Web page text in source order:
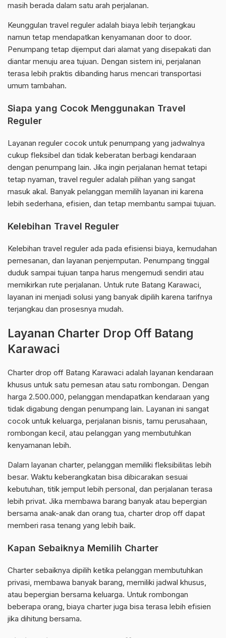
masih berada dalam satu arah perjalanan.
Keunggulan travel reguler adalah biaya lebih terjangkau
namun tetap mendapatkan kenyamanan door to door.
Penumpang tetap dijemput dari alamat yang disepakati dan
diantar menuju area tujuan. Dengan sistem ini, perjalanan
terasa lebih praktis dibanding harus mencari transportasi
umum tambahan.
Siapa yang Cocok Menggunakan Travel
Reguler
Layanan reguler cocok untuk penumpang yang jadwalnya
cukup fleksibel dan tidak keberatan berbagi kendaraan
dengan penumpang lain. Jika ingin perjalanan hemat tetapi
tetap nyaman, travel reguler adalah pilihan yang sangat
masuk akal. Banyak pelanggan memilih layanan ini karena
lebih sederhana, efisien, dan tetap membantu sampai tujuan.
Kelebihan Travel Reguler
Kelebihan travel reguler ada pada efisiensi biaya, kemudahan
pemesanan, dan layanan penjemputan. Penumpang tinggal
duduk sampai tujuan tanpa harus mengemudi sendiri atau
memikirkan rute perjalanan. Untuk rute Batang Karawaci,
layanan ini menjadi solusi yang banyak dipilih karena tarifnya
terjangkau dan prosesnya mudah.
Layanan Charter Drop Off Batang
Karawaci
Charter drop off Batang Karawaci adalah layanan kendaraan
khusus untuk satu pemesan atau satu rombongan. Dengan
harga 2.500.000, pelanggan mendapatkan kendaraan yang
tidak digabung dengan penumpang lain. Layanan ini sangat
cocok untuk keluarga, perjalanan bisnis, tamu perusahaan,
rombongan kecil, atau pelanggan yang membutuhkan
kenyamanan lebih.
Dalam layanan charter, pelanggan memiliki fleksibilitas lebih
besar. Waktu keberangkatan bisa dibicarakan sesuai
kebutuhan, titik jemput lebih personal, dan perjalanan terasa
lebih privat. Jika membawa barang banyak atau bepergian
bersama anak-anak dan orang tua, charter drop off dapat
memberi rasa tenang yang lebih baik.
Kapan Sebaiknya Memilih Charter
Charter sebaiknya dipilih ketika pelanggan membutuhkan
privasi, membawa banyak barang, memiliki jadwal khusus,
atau bepergian bersama keluarga. Untuk rombongan
beberapa orang, biaya charter juga bisa terasa lebih efisien
jika dihitung bersama.